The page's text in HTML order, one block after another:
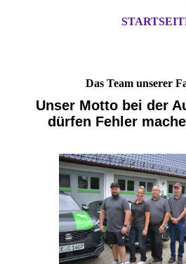
Das Team unserer
Unser Motto bei der
dürfen Fehler